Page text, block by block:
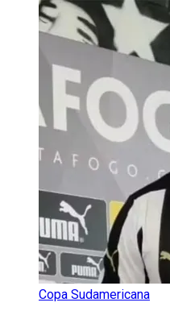
Copa Sudamericana